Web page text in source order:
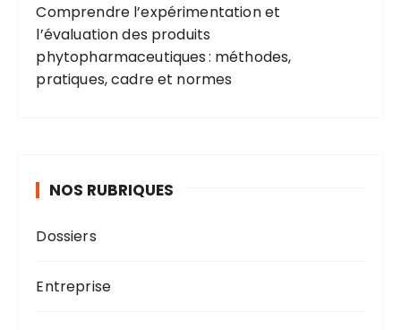
Comprendre l’expérimentation et
l’évaluation des produits
phytopharmaceutiques : méthodes,
pratiques, cadre et normes
NOS RUBRIQUES
Dossiers
Entreprise